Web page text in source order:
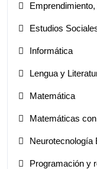
Estudios
Informática
Lengua y
Matemática
Matemáticas
Neurotecnología
Programación y